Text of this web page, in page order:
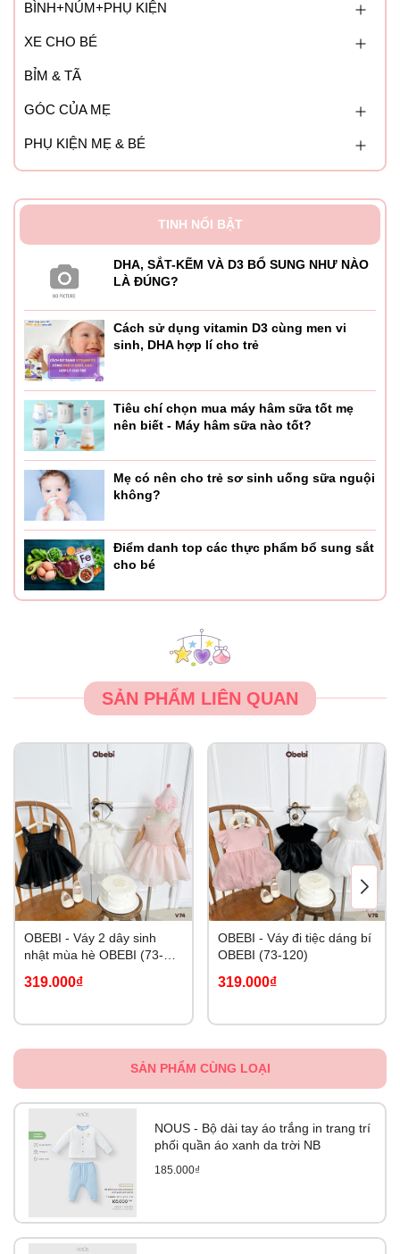
BÌNH+NÚM+PHỤ KIỆN
XE CHO BÉ
BỈM & TÃ
GÓC CỦA MẸ
PHỤ KIỆN MẸ & BÉ
TINH NỔI BẬT
DHA, SẮT-KẼM VÀ D3 BỔ SUNG NHƯ NÀO
LÀ ĐÚNG?
Cách sử dụng vitamin D3 cùng men vi
sinh, DHA hợp lí cho trẻ
Tiêu chí chọn mua máy hâm sữa tốt mẹ
nên biết - Máy hâm sữa nào tốt?
Mẹ có nên cho trẻ sơ sinh uống sữa nguội
không?
Điểm danh top các thực phẩm bổ sung sắt
cho bé
SẢN PHẨM LIÊN QUAN
OBEBI - Váy 2 dây sinh
nhật mùa hè OBEBI (73-
319.000₫
OBEBI - Váy đi tiệc dáng bí
OBEBI (73-120)
319.000₫
SẢN PHẨM CÙNG LOẠI
NOUS - Bộ dài tay áo trắng in trang trí
phối quần áo xanh da trời NB
185.000₫